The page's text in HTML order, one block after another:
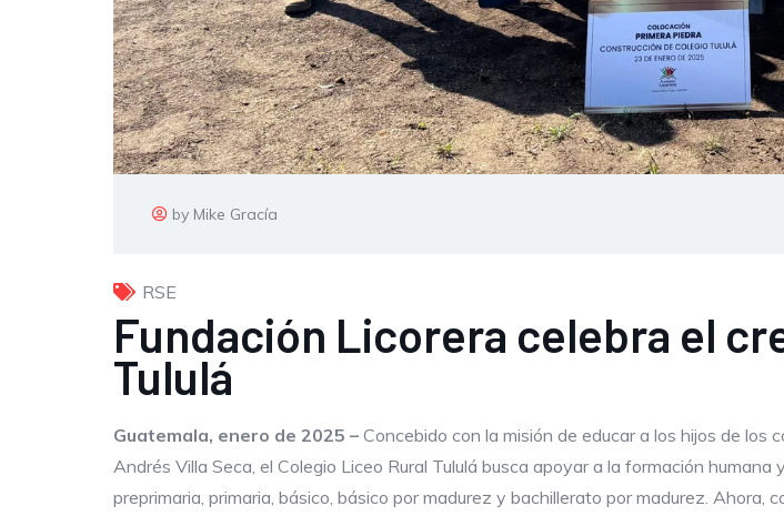
by Mike Gracía
RSE
Fundación Licorera celebra el
Tululá
Guatemala, enero de 2025 – Concebido con la misión de educar a los hijos de
Andrés Villa Seca, el Colegio Liceo Rural Tululá busca apoyar a la formación
preprimaria, primaria, básico, básico por madurez y bachillerato por madurez.